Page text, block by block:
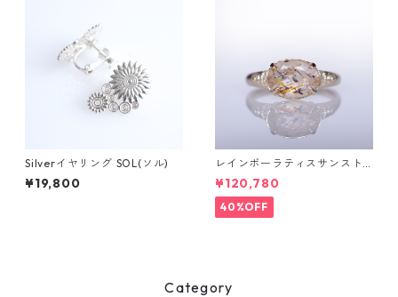
Silverイヤリング SOL(ソル)
¥19,800
レインボーラティスサンスト
ーン＆ダイヤK10リング FATA
(ファタ）[F019]
¥120,780
40%OFF
Category